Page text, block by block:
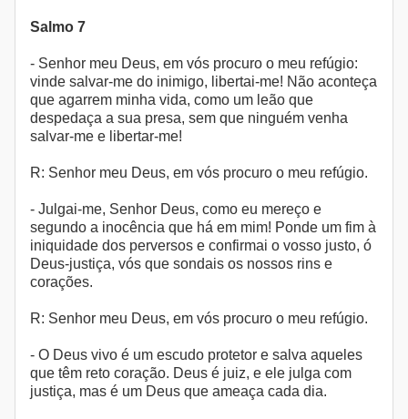
Salmo 7
- Senhor meu Deus, em vós procuro o meu refúgio:
vinde salvar-me do inimigo, libertai-me! Não aconteça
que agarrem minha vida, como um leão que
despedaça a sua presa, sem que ninguém venha
salvar-me e libertar-me!
R: Senhor meu Deus, em vós procuro o meu refúgio.
- Julgai-me, Senhor Deus, como eu mereço e
segundo a inocência que há em mim! Ponde um fim à
iniquidade dos perversos e confirmai o vosso justo, ó
Deus-justiça, vós que sondais os nossos rins e
corações.
R: Senhor meu Deus, em vós procuro o meu refúgio.
- O Deus vivo é um escudo protetor e salva aqueles
que têm reto coração. Deus é juiz, e ele julga com
justiça, mas é um Deus que ameaça cada dia.